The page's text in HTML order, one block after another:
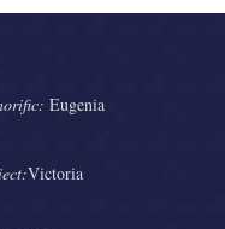
Eugenia
Victoria